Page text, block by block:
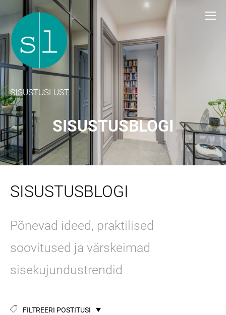
SISUSTUSLUST
SISUSTUSBLOGI
SISUSTUSBLOGI
Põnevad ideed, praktilised
soovitused ja värskeimad
sisekujundustrendid
FILTREERI POSTITUSI